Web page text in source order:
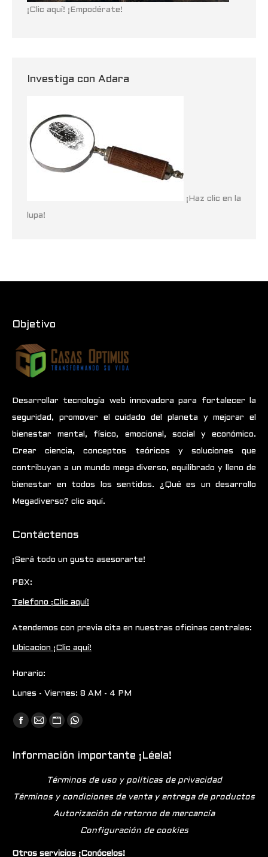
¡Clic aquí! ¡Empodérate!
Investiga con Adara
¡Haz clic en la
lupa!
Objetivo
Desarrollar tecnología web innovadora para fortalecer la
seguridad, promover el cuidado del planeta y mejorar el
bienestar mental, físico, emocional, social y económico.
Crear ciencia, conceptos teóricos y soluciones que
contribuyan a un mundo mega diverso, equilibrado y lleno de
bienestar en todos los sentidos. ¿Qué es un desarrollo
Megadiverso? clic aquí.
Contáctenos
¡Será todo un gusto asesorarte!
PBX:
Telefono ¡Clic aquí!
Atendemos con previa cita en nuestras oficinas centrales:
Ubicacion ¡Clic aquí!
Horario:
Lunes - Viernes: 8 AM - 4 PM
Encuéntranos en:
Facebook
opens
Mail
opens
Sitio
page
Whatsapp
opens
Información importante ¡Léela!
Términos de uso y políticas de privacidad
Términos y condiciones de venta y entrega de productos
Autorización de retorno de mercancía
Configuración de cookies
Otros servicios ¡Conócelos!